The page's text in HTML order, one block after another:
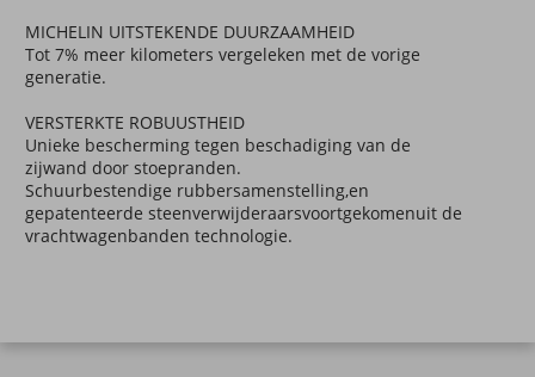
MICHELIN UITSTEKENDE DUURZAAMHEID
Tot 7% meer kilometers vergeleken met de vorige
generatie.
VERSTERKTE ROBUUSTHEID
Unieke bescherming tegen beschadiging van de
zijwand door stoepranden.
Schuurbestendige rubbersamenstelling,en
gepatenteerde steenverwijderaarsvoortgekomenuit de
vrachtwagenbanden technologie.